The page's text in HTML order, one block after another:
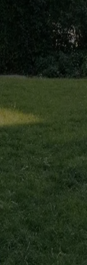
Potrebbe
Projects
Augustines Garden:
A Riga, Sampling
Essays
Riuso, ma per chi?
A Melbourne,
Facciata / Abby
A Kortrijk, sei
The Global
Terms of UsePrivacy
Direttore
©2025 HEARST